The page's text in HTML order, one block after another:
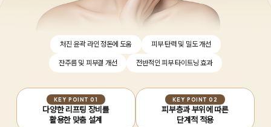
처진 윤곽 라인 정돈에 도움 피부 탄력 및 밀도 개선
잔주름 및 피부결 개선 전반적인 피부 타이트닝 효과
KEY POINT 01
다양한 리프팅 장비를
활용한 맞춤 설계
KEY POINT 02
피부층과 부위에 따른
단계적 적용